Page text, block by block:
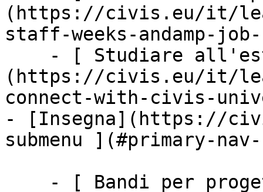
(https://civis.eu/it/
staff-weeks-andamp-
(https://civis.eu/it/
connect-with-civis-
- [Insegna](https://
submenu ](#primary-